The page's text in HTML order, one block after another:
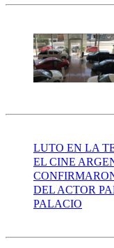
LUTO EN LA
EL CINE
DEL ACTOR
PALACIO